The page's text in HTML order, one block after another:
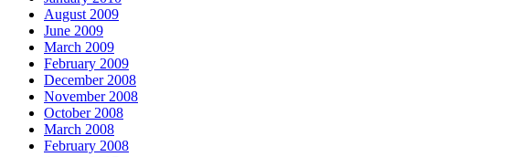
August 2009
June 2009
March 2009
February 2009
December 2008
November 2008
October 2008
March 2008
February 2008